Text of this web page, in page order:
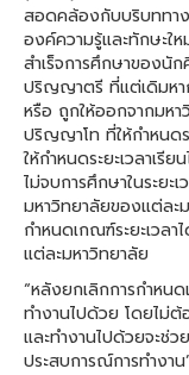
สอดคล้องกับบริบททาง
องค์ความรู้และทักษะใ
สำเร็จการศึกษาของนั
ปริญญาตรี ที่แต่เดิมหา
หรือ ถูกให้ออกจากมหา
ปริญญาโท ที่ให้กำหนด
ให้กำหนดระยะเวลาเรี
ไม่จบการศึกษาในระยะ
มหาวิทยาลัยของแต่ละ
กำหนดเกณฑ์ระยะเวล
แต่ละมหาวิทยาลัย
“หลังยกเลิกการกำหน
ทำงานไปด้วย โดยไม่ต้
และทำงานไปด้วยจะช่
ประสบการณ์การทำงา